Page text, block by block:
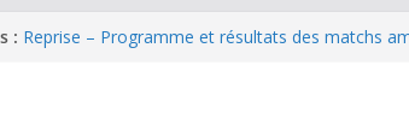
: Reprise – Programme et résultats des matchs